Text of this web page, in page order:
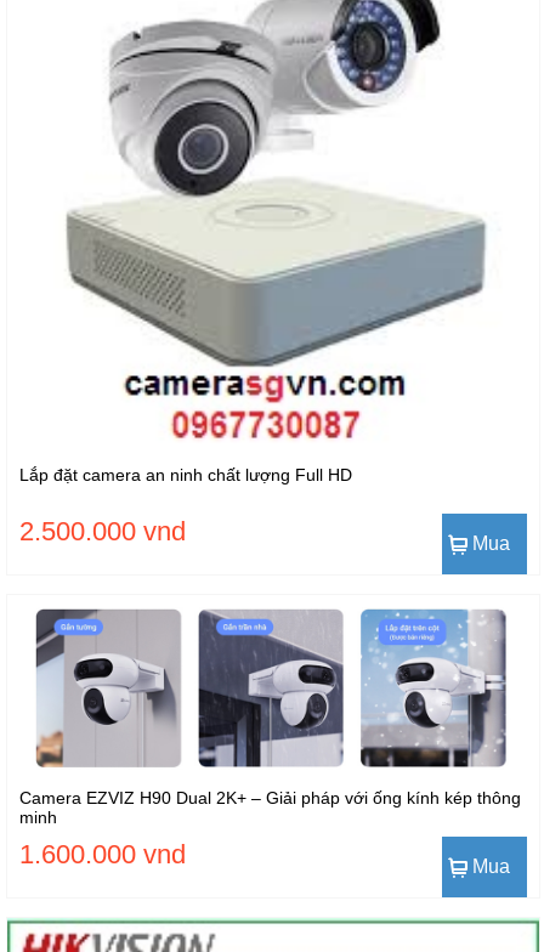
Lắp đặt camera an ninh chất lượng Full HD
2.500.000 vnd Mua
Camera EZVIZ H90 Dual 2K+ – Giải pháp với ống kính kép thông
minh
1.600.000 vnd Mua